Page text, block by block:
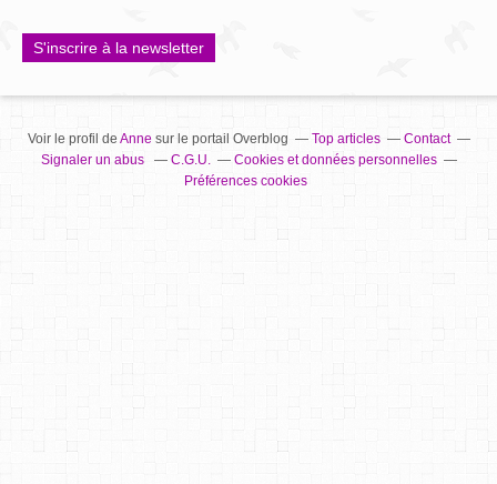
S'inscrire à la newsletter
Voir le profil de Anne sur le portail Overblog Top articles
Contact
Signaler un abus
C.G.U.
Cookies et données personnelles
Préférences cookies